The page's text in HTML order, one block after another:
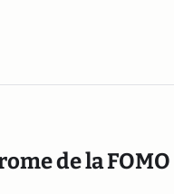
de la FOMO